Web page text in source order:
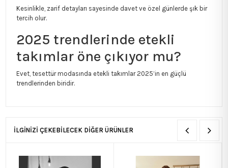
Kesinlikle, zarif detayları sayesinde davet ve özel günlerde şık bir
tercih olur.
2025 trendlerinde etekli
takımlar öne çıkıyor mu?
Evet, tesettür modasında etekli takımlar 2025’in en güçlü
trendlerinden biridir.
İLGİNİZİ ÇEKEBİLECEK DİĞER ÜRÜNLER